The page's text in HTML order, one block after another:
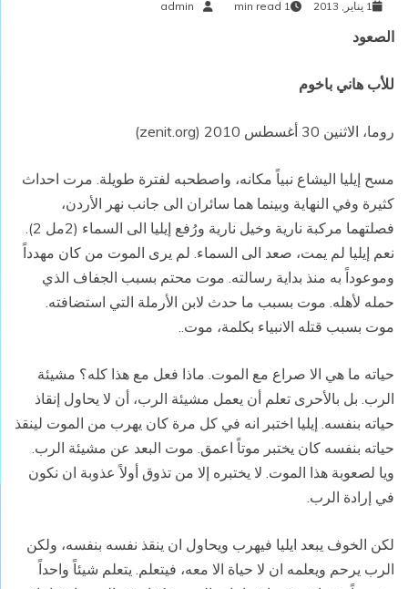
1 يناير, 2013 1 min read
admin
الصعود
للأب هاني باخوم
روما، الاثنين 30 أغسطس 2010 (zenit.org)
مسح إيليا اليشاع نبياً مكانه، واصطحبه لفترة طويلة. مرت احداث
كثيرة وفي النهاية وبينما هما سائران الى جانب نهر الأردن،
فصلتهما مركبة نارية وخيل نارية ورُفع إيليا الى السماء (2مل 2).
نعم إيليا لم يمت، صعد الى السماء. لم يرى الموت من كان مهدداً
وموعوداً به منذ بداية رسالته. موت محتم بسبب الجفاف الذي
حمله لأهله. موت بسبب ما حدث لابن الأرملة التي استضافته.
موت بسبب قتله الانبياء بكلمة، موت..
حياته ما هي الا صراع مع الموت. ماذا فعل مع هذا كله؟ مشيئة
الرب. بل بالأحرى تعلم أن يعمل مشيئة الرب، أن لا يحاول إنقاذ
حياته بنفسه. إيليا اختبر انه في كل مرة كان يهرب من الموت لينقذ
حياته بنفسه كان يختبر موتاً اعمق. موت البعد عن مشيئة الرب.
ويا لصعوبة هذا الموت. لا يختبره إلا من تذوق أولاً عذوبة ان نكون
في إرادة الرب.
لكن الخوف يبعد ايليا فيهرب ويحاول ان ينقذ نفسه بنفسه، ولكن
الرب يرحم ويعلمه ان لا حياة الا معه، فيتعلم. يتعلم شيئاً واحداً